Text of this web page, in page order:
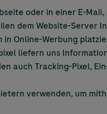
oder in einer E-
dem Website-Server
Online-Werbung
liefern uns
Tracking-Pixel,
verwenden, um